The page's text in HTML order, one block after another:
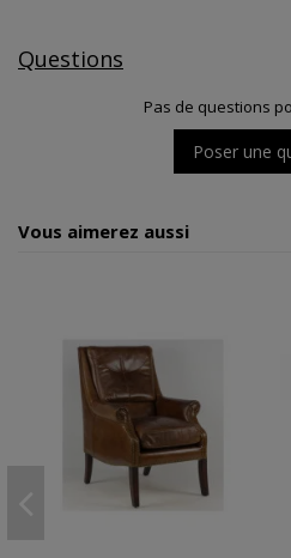
Questions
Pas de questions
Poser une
Vous aimerez aussi